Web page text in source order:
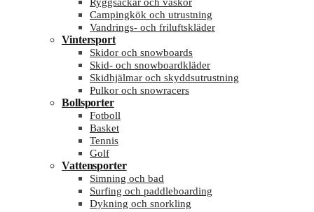
Campingkök och utrustning
Vandrings- och friluftskläder
Vintersport
Skidor och snowboards
Skid- och snowboardkläder
Skidhjälmar och skyddsutrustning
Pulkor och snowracers
Bollsporter
Fotboll
Basket
Tennis
Golf
Vattensporter
Simning och bad
Surfing och paddleboarding
Dykning och snorkling